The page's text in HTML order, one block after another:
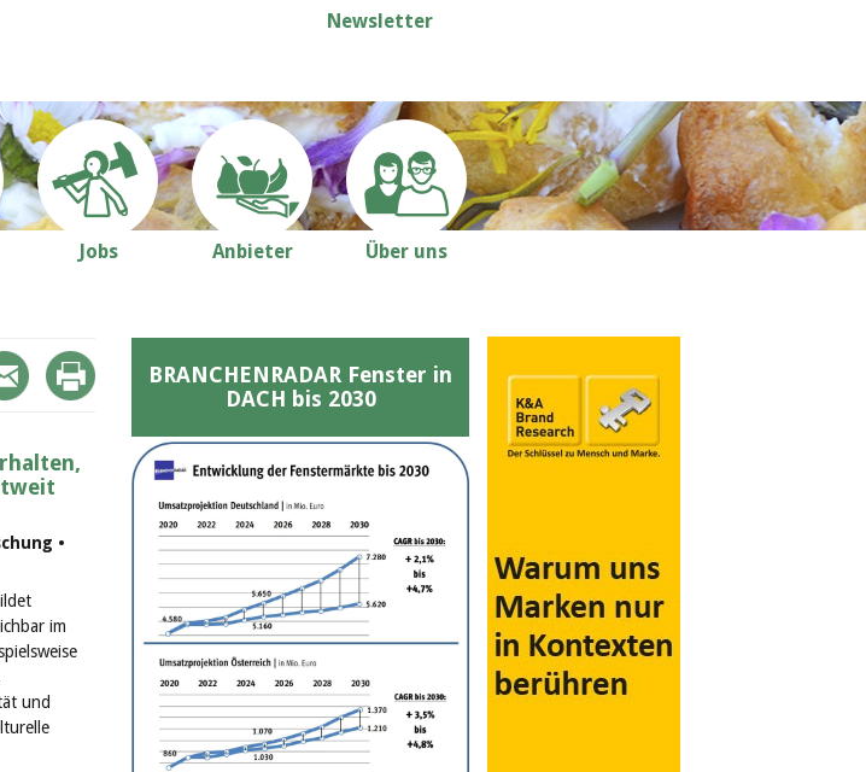
Newsletter
Jobs Anbieter Über uns
•
im
und
BRANCHENRADAR Fenster in
DACH bis 2030